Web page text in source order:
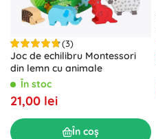
(3)
Joc de echilibru Montessori
din lemn cu animale
În stoc
21,00 lei
În coș